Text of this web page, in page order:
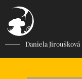
Daniela Jiroušková